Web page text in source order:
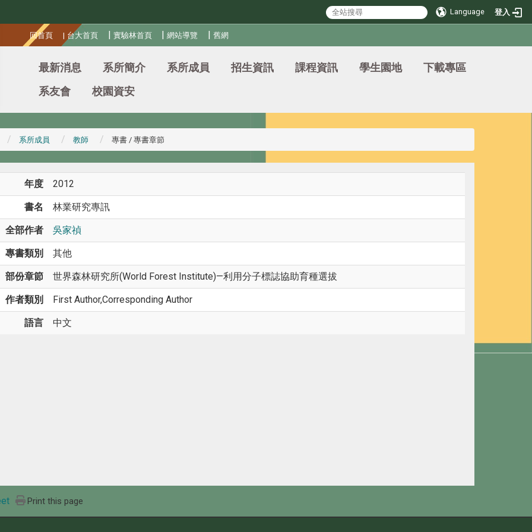
Language 登入
回首頁 | 台大首頁 | 實驗林首頁 |網站導覽 |舊網
最新消息 系所簡介 系所成員 招生資訊 課程資訊 學生園地
下載專區
系友會
校園資安
系所成員 教師 專書 / 專書章節
年度 2012
書名 林業研究專訊
全部作者 吳家禎
專書類別 其他
部份章節 世界森林研究所(World Forest Institute)—利用分子標誌協助育種選拔
作者類別 First Author,Corresponding Author
語言 中文
Print this page